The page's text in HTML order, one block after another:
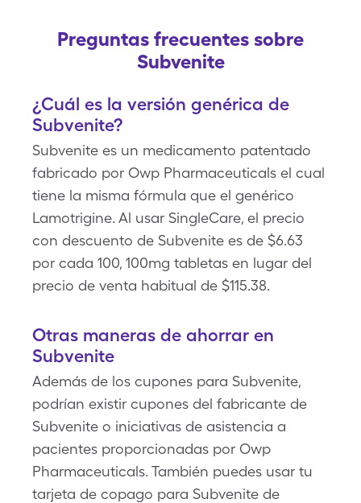
Preguntas frecuentes sobre
Subvenite
¿Cuál es la versión genérica de
Subvenite?
Subvenite es un medicamento patentado
fabricado por Owp Pharmaceuticals el cual
tiene la misma fórmula que el genérico
Lamotrigine. Al usar SingleCare, el precio
con descuento de Subvenite es de $6.63
por cada 100, 100mg tabletas en lugar del
precio de venta habitual de $115.38.
Otras maneras de ahorrar en
Subvenite
Además de los cupones para Subvenite,
podrían existir cupones del fabricante de
Subvenite o iniciativas de asistencia a
pacientes proporcionadas por Owp
Pharmaceuticals. También puedes usar tu
tarjeta de copago para Subvenite de